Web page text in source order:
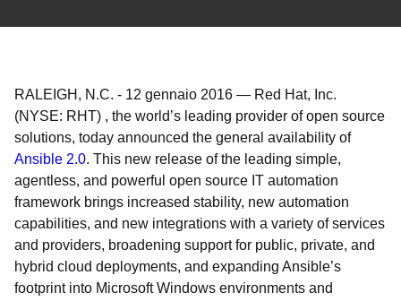
RALEIGH, N.C. - 12 gennaio 2016 — Red Hat, Inc.
(NYSE: RHT) , the world’s leading provider of open source
solutions, today announced the general availability of
Ansible 2.0. This new release of the leading simple,
agentless, and powerful open source IT automation
framework brings increased stability, new automation
capabilities, and new integrations with a variety of services
and providers, broadening support for public, private, and
hybrid cloud deployments, and expanding Ansible’s
footprint into Microsoft Windows environments and